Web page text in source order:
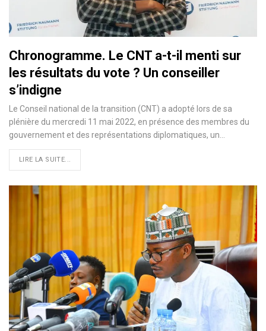
Chronogramme. Le CNT a-t-il menti sur
les résultats du vote ? Un conseiller
s’indigne
Le Conseil national de la transition (CNT) a adopté lors de sa
plénière du mercredi 11 mai 2022, en présence des membres du
gouvernement et des représentations diplomatiques, un…
LIRE LA SUITE...